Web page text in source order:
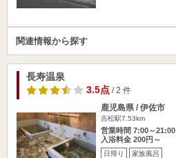
関連情報から探す
長寿温泉
3.5点/ 2 件
鹿児島県 / 伊佐市
吉松駅7.53km
営業時間 7:00～21:00
入浴料金 200円～
日帰り 家族風呂